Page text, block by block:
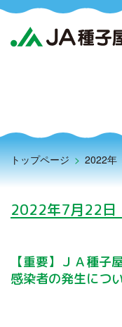
トップページ > 2022年
2022年7月22日
【重要】ＪＡ種子
感染者の発生につ
暮らしのサービス
貯める・借りる（JA
もしもに備える（JA
事務所・店舗・ATM
新着情報一覧